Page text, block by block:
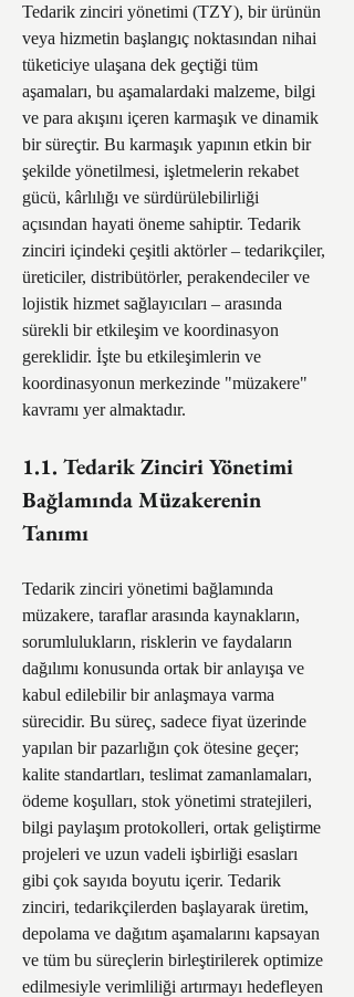
Tedarik zinciri yönetimi (TZY), bir ürünün
veya hizmetin başlangıç noktasından nihai
tüketiciye ulaşana dek geçtiği tüm
aşamaları, bu aşamalardaki malzeme, bilgi
ve para akışını içeren karmaşık ve dinamik
bir süreçtir. Bu karmaşık yapının etkin bir
şekilde yönetilmesi, işletmelerin rekabet
gücü, kârlılığı ve sürdürülebilirliği
açısından hayati öneme sahiptir. Tedarik
zinciri içindeki çeşitli aktörler – tedarikçiler,
üreticiler, distribütörler, perakendeciler ve
lojistik hizmet sağlayıcıları – arasında
sürekli bir etkileşim ve koordinasyon
gereklidir. İşte bu etkileşimlerin ve
koordinasyonun merkezinde "müzakere"
kavramı yer almaktadır.
1.1. Tedarik Zinciri Yönetimi
Bağlamında Müzakerenin
Tanımı
Tedarik zinciri yönetimi bağlamında
müzakere, taraflar arasında kaynakların,
sorumlulukların, risklerin ve faydaların
dağılımı konusunda ortak bir anlayışa ve
kabul edilebilir bir anlaşmaya varma
sürecidir. Bu süreç, sadece fiyat üzerinde
yapılan bir pazarlığın çok ötesine geçer;
kalite standartları, teslimat zamanlamaları,
ödeme koşulları, stok yönetimi stratejileri,
bilgi paylaşım protokolleri, ortak geliştirme
projeleri ve uzun vadeli işbirliği esasları
gibi çok sayıda boyutu içerir. Tedarik
zinciri, tedarikçilerden başlayarak üretim,
depolama ve dağıtım aşamalarını kapsayan
ve tüm bu süreçlerin birleştirilerek optimize
edilmesiyle verimliliği artırmayı hedefleyen